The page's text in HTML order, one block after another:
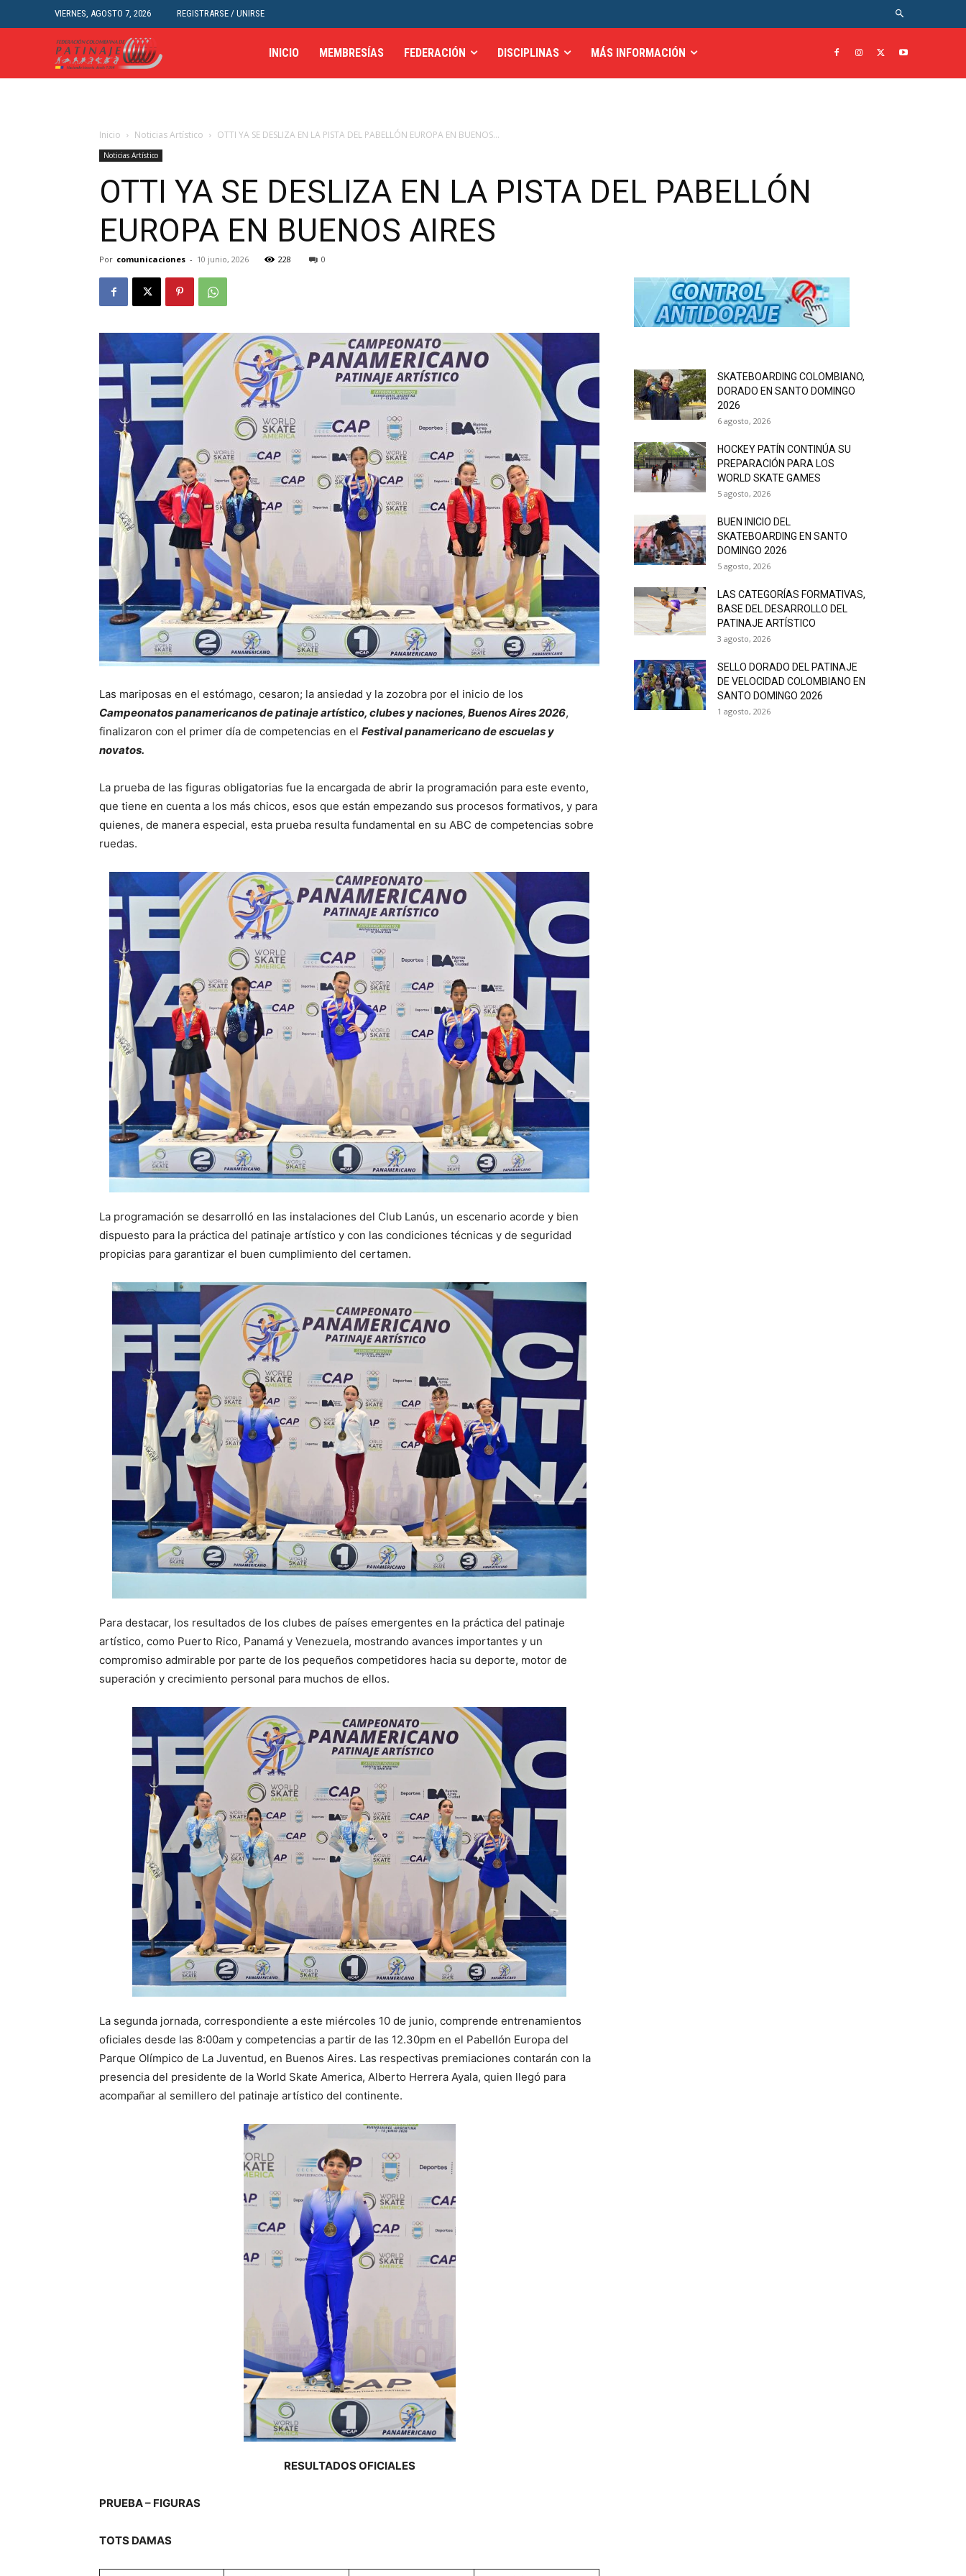
VIERNES, AGOSTO 7, 2026 REGISTRARSE / UNIRSE
INICIO MEMBRESÍAS FEDERACIÓN DISCIPLINAS MÁS INFORMACIÓN
Inicio Noticias Artístico OTTI YA SE DESLIZA EN LA PISTA DEL PABELLÓN EUROPA EN BUENOS...
Noticias Artístico
OTTI YA SE DESLIZA EN LA PISTA DEL PABELLÓN
EUROPA EN BUENOS AIRES
Por comunicaciones - 10 junio, 2026 228 0
Las mariposas en el estómago, cesaron; la ansiedad y la zozobra por el inicio de los
Campeonatos panamericanos de patinaje artístico, clubes y naciones, Buenos Aires 2026,
finalizaron con el primer día de competencias en el Festival panamericano de escuelas y
novatos.
La prueba de las figuras obligatorias fue la encargada de abrir la programación para este evento,
que tiene en cuenta a los más chicos, esos que están empezando sus procesos formativos, y para
quienes, de manera especial, esta prueba resulta fundamental en su ABC de competencias sobre
ruedas.
La programación se desarrolló en las instalaciones del Club Lanús, un escenario acorde y bien
dispuesto para la práctica del patinaje artístico y con las condiciones técnicas y de seguridad
propicias para garantizar el buen cumplimiento del certamen.
Para destacar, los resultados de los clubes de países emergentes en la práctica del patinaje
artístico, como Puerto Rico, Panamá y Venezuela, mostrando avances importantes y un
compromiso admirable por parte de los pequeños competidores hacia su deporte, motor de
superación y crecimiento personal para muchos de ellos.
La segunda jornada, correspondiente a este miércoles 10 de junio, comprende entrenamientos
oficiales desde las 8:00am y competencias a partir de las 12.30pm en el Pabellón Europa del
Parque Olímpico de La Juventud, en Buenos Aires. Las respectivas premiaciones contarán con la
presencia del presidente de la World Skate America, Alberto Herrera Ayala, quien llegó para
acompañar al semillero del patinaje artístico del continente.
RESULTADOS OFICIALES
PRUEBA – FIGURAS
TOTS DAMAS
SKATEBOARDING COLOMBIANO,
DORADO EN SANTO DOMINGO
2026
6 agosto, 2026
HOCKEY PATÍN CONTINÚA SU
PREPARACIÓN PARA LOS
WORLD SKATE GAMES
5 agosto, 2026
BUEN INICIO DEL
SKATEBOARDING EN SANTO
DOMINGO 2026
5 agosto, 2026
LAS CATEGORÍAS FORMATIVAS,
BASE DEL DESARROLLO DEL
PATINAJE ARTÍSTICO
3 agosto, 2026
SELLO DORADO DEL PATINAJE
DE VELOCIDAD COLOMBIANO EN
SANTO DOMINGO 2026
1 agosto, 2026